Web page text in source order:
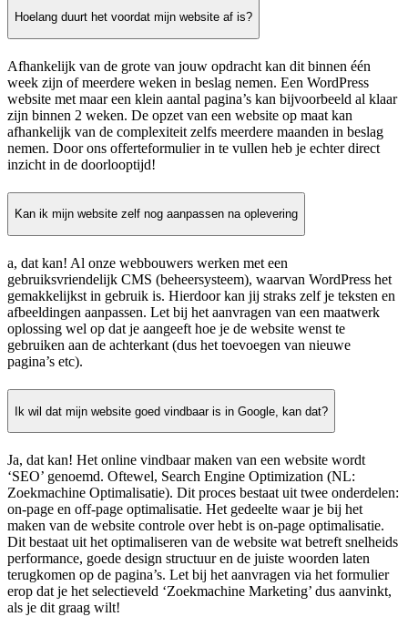
Hoelang duurt het voordat mijn website af is?
Afhankelijk van de grote van jouw opdracht kan dit binnen één
week zijn of meerdere weken in beslag nemen. Een WordPress
website met maar een klein aantal pagina’s kan bijvoorbeeld al klaar
zijn binnen 2 weken. De opzet van een website op maat kan
afhankelijk van de complexiteit zelfs meerdere maanden in beslag
nemen. Door ons offerteformulier in te vullen heb je echter direct
inzicht in de doorlooptijd!
Kan ik mijn website zelf nog aanpassen na oplevering
a, dat kan! Al onze webbouwers werken met een
gebruiksvriendelijk CMS (beheersysteem), waarvan WordPress het
gemakkelijkst in gebruik is. Hierdoor kan jij straks zelf je teksten en
afbeeldingen aanpassen. Let bij het aanvragen van een maatwerk
oplossing wel op dat je aangeeft hoe je de website wenst te
gebruiken aan de achterkant (dus het toevoegen van nieuwe
pagina’s etc).
Ik wil dat mijn website goed vindbaar is in Google, kan dat?
Ja, dat kan! Het online vindbaar maken van een website wordt
‘SEO’ genoemd. Oftewel, Search Engine Optimization (NL:
Zoekmachine Optimalisatie). Dit proces bestaat uit twee onderdelen:
on-page en off-page optimalisatie. Het gedeelte waar je bij het
maken van de website controle over hebt is on-page optimalisatie.
Dit bestaat uit het optimaliseren van de website wat betreft snelheids
performance, goede design structuur en de juiste woorden laten
terugkomen op de pagina’s. Let bij het aanvragen via het formulier
erop dat je het selectieveld ‘Zoekmachine Marketing’ dus aanvinkt,
als je dit graag wilt!